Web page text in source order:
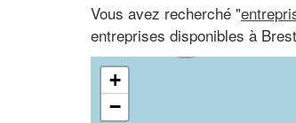
Vous avez recherché "
entreprises disponibles à
+
−